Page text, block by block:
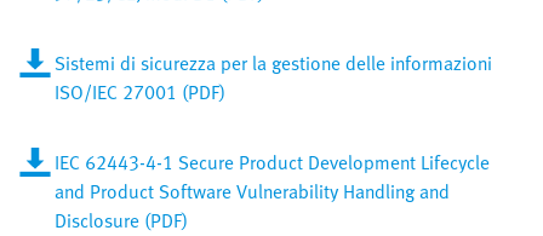
Sistemi di sicurezza per la gestione delle informazioni
ISO/IEC 27001 (PDF)
IEC 62443-4-1 Secure Product Development Lifecycle
and Product Software Vulnerability Handling and
Disclosure (PDF)